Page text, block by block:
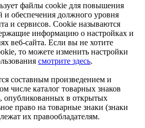
файлы cookie для повышения
и обеспечения должного уровня
и сервисов. Cookie называются
информацию о настройках и
веб-сайта. Если вы не хотите
то можете изменить настройки
смотрите здесь.
составным произведением и
числе каталог товарных знаков
опубликованных в открытых
право на товарные знаки (знаки
их правообладателям.